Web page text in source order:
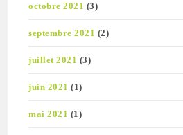
octobre 2021 (3)
septembre 2021 (2)
juillet 2021 (3)
juin 2021 (1)
mai 2021 (1)